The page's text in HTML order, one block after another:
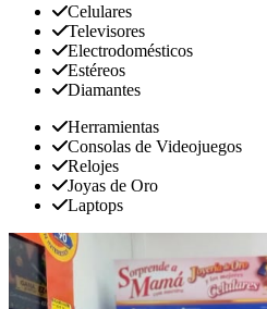
Celulares
Televisores
Electrodomésticos
Estéreos
Diamantes
Herramientas
Consolas de Videojuegos
Relojes
Joyas de Oro
Laptops